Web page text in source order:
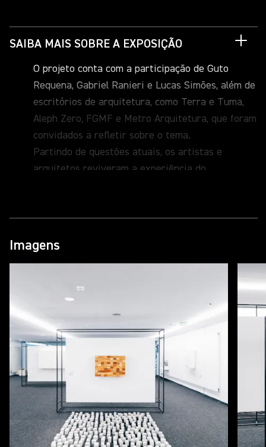
SAIBA MAIS SOBRE A EXPOSIÇÃO
O projeto conta com a participação de Guto
Requena, Gabriel Ranieri e Lucas Simões, além de
escritórios de arquitetura, como Terra e Tuma,
Aleph Zero, FGMF e Metro Arquitetura, que foram
convidados a refletir sobre o tema.
Partindo de questões atuais, os artistas e
arquitetos reviveram a experiência do
Através do Concurso A0, a mesma provocação
formados do Sul do Brasil. Um júri formado por
integrarão à exposição, ao lado dos convidados e
dos premiados na Edição SP do Concurso A0.
A exposição tem curadoria de Pierre Colnet e
Hadrien Lelong, da Cremme – Editora de
Mobiliário, via Instituto Cremme, associação que
tem como compromisso atuar nas esferas social,
educacional e artística por meio da promoção de
atividades de fomento à cultura.
Reflexão sobre a obra
Qual é a relevância de discutir hoje a obra de Le
Imagens